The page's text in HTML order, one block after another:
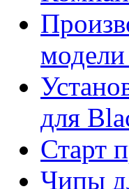
для
Старт
Чипы